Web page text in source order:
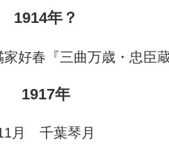
1914年？
好春『三曲万歳・忠臣蔵
1917年
月 千葉琴月